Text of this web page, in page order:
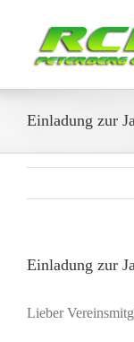
springen
Einladung zur
Einladung zur
Lieber